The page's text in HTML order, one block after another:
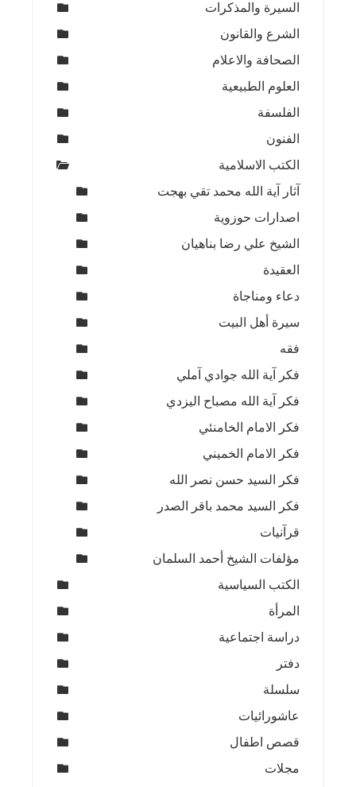
السيرة والمذكرات
الشرع والقانون
الصحافة والاعلام
العلوم الطبيعية
الفلسفة
الفنون
الكتب الاسلامية
آثار آية الله محمد تقي بهجت
اصدارات حوزوية
الشيخ علي رضا بناهيان
العقيدة
دعاء ومناجاة
سيرة أهل البيت
فقه
فكر آية الله جوادي آملي
فكر آية الله مصباح اليزدي
فكر الامام الخامنئي
فكر الامام الخميني
فكر السيد حسن نصر الله
فكر السيد محمد باقر الصدر
قرآنيات
مؤلفات الشيخ أحمد السلمان
الكتب السياسية
المرأة
دراسة اجتماعية
دفتر
سلسلة
عاشورائيات
قصص اطفال
مجلات